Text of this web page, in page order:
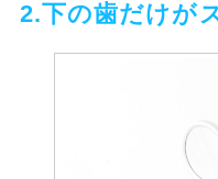
2.下の歯だけが